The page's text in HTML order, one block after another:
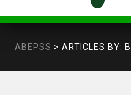
ABEPSS > ARTICLES BY: